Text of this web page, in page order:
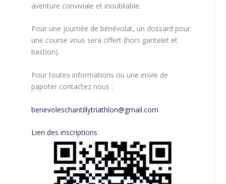
aventure conviviale et inoubliable.
Pour une journée de bénévolat, un dossard pour
une course vous sera offert (hors gantelet et
bastion).
Pour toutes informations ou une envie de
papoter contactez nous :
benevoleschantillytriathlon@gmail.com
Lien des inscriptions